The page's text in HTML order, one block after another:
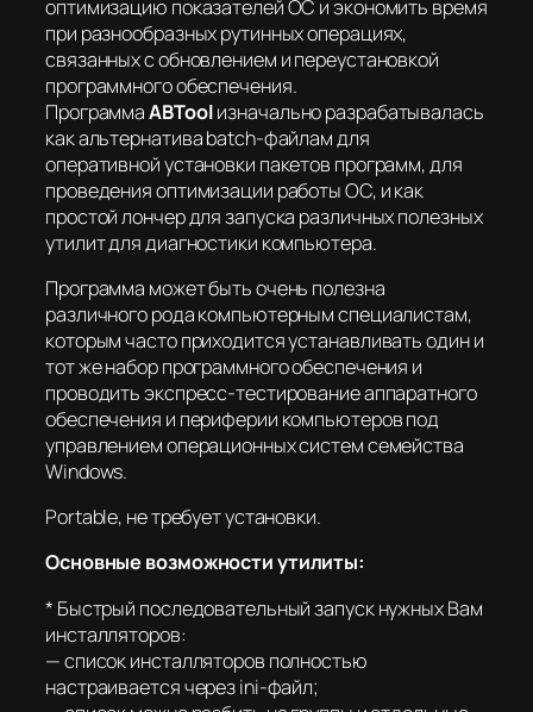
оптимизацию показателей ОС и экономить время
при разнообразных рутинных операциях,
связанных с обновлением и переустановкой
программного обеспечения.
ПрограммаABToolизначально разрабатывалась
как альтернатива batch-файлам для
оперативной установки пакетов программ, для
проведения оптимизации работы ОС, и как
простой лончер для запуска различных полезных
утилит для диагностики компьютера.
Программа может быть очень полезна
различного рода компьютерным специалистам,
которым часто приходится устанавливать один и
тот же набор программного обеспечения и
проводить экспресс-тестирование аппаратного
обеспечения и периферии компьютеров под
управлением операционных систем семейства
Windows.
Portable, не требует установки.
Основные возможности утилиты:
* Быстрый последовательный запуск нужных Вам
инсталляторов:
— список инсталляторов полностью
настраивается через ini-файл;